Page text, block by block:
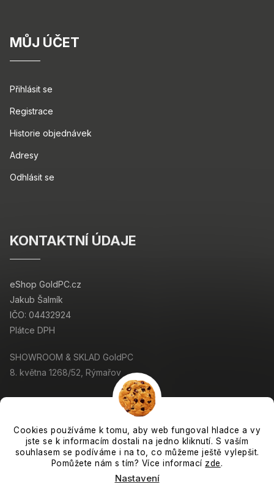
Cookies používáme k tomu, aby web fungoval hladce a vy
jste se k informacím dostali na jedno kliknutí. S vaším
souhlasem se podíváme i na to, co můžeme ještě vylepšit.
Pomůžete nám s tím? Více informací zde.
Nastavení
MŮJ ÚČET
Přihlásit se
Registrace
Historie objednávek
Adresy
Odhlásit se
KONTAKTNÍ ÚDAJE
eShop GoldPC.cz
Jakub Šalmík
IČO: 04432924
Plátce DPH
SHOWROOM & SKLAD GoldPC
8. května 1268/52, Rýmařov
Copyright 2026GoldPC.cz . Všechna práva vyhrazena.
Grafický návrh vytvořil a nakódovalShoptak.cz